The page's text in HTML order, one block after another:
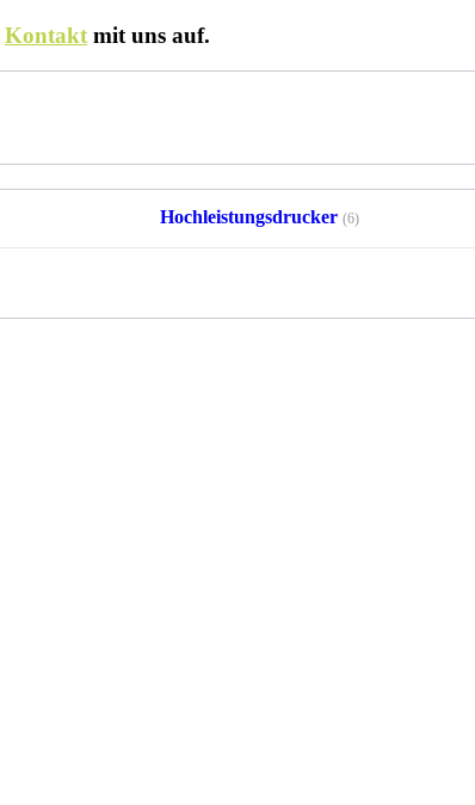
Kontakt mit uns auf.
Hochleistungsdrucker (6)